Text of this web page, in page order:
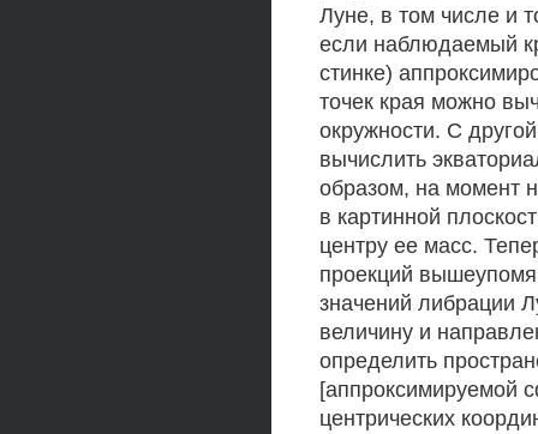
Луне, в том числе и
если наблюдаемый
стинке)
точек края можно
окружности. С
вычислить
образом, на момент
в картинной
центру ее масс.
проекций
значений либрации
величину и
определить
[аппроксимируемой
центрических